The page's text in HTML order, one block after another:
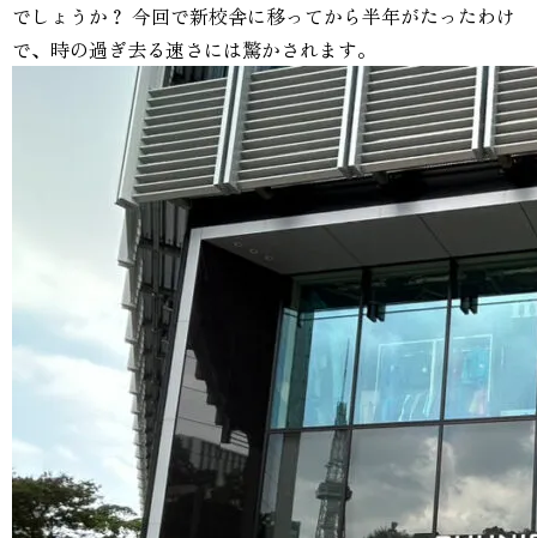
でしょうか？ 今回で新校舎に移ってから半年がたったわけ
で、時の過ぎ去る速さには驚かされます。